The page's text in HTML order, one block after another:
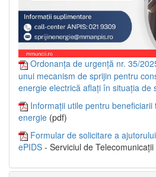
Ordonanța de urgență nr. 35/
unui mecanism de sprijin pentru
energie electrică aflați în situația de
Informații utile pentru
energie (pdf)
Formular de solicitare a ajutorului
ePIDS - Serviciul de